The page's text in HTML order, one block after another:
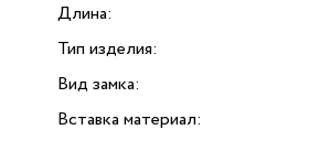
Длина:
Тип изделия:
Вид замка:
Вставка материал: